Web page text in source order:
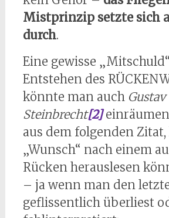
Mistprinzip setzte sich
durch.
Eine gewisse
Entstehen des
könnte man auch Gustav
Steinbrecht[2]
aus dem folgenden
„Wunsch“ nach einem
Rücken herauslesen
– ja wenn man den
geflissentlich überliest